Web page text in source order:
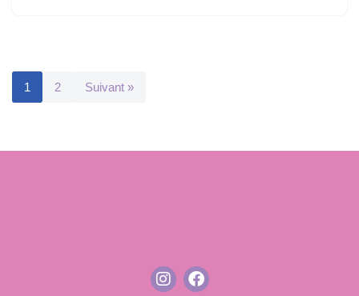
1 2 Suivant »